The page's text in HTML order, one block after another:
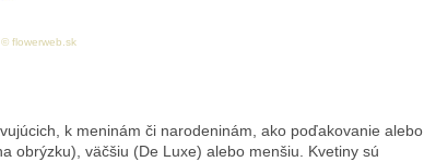
© flowerweb.sk
k meninám či narodeninám, ako poďakovanie alebo
obrýzku), väčšiu (De Luxe) alebo menšiu. Kvetiny sú